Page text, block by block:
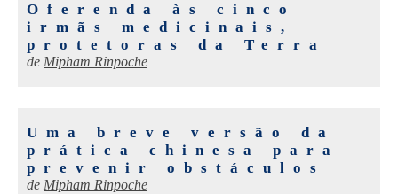
Oferenda às cinco
irmãs medicinais,
protetoras da Terra
de Mipham Rinpoche
Uma breve versão da
prática chinesa para
prevenir obstáculos
de Mipham Rinpoche